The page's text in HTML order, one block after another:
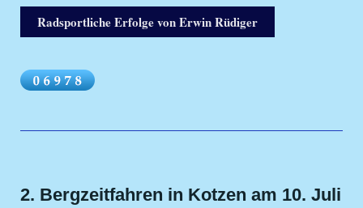
Radsportliche Erfolge von Erwin Rüdiger
2. Bergzeitfahren in Kotzen am 10. Juli